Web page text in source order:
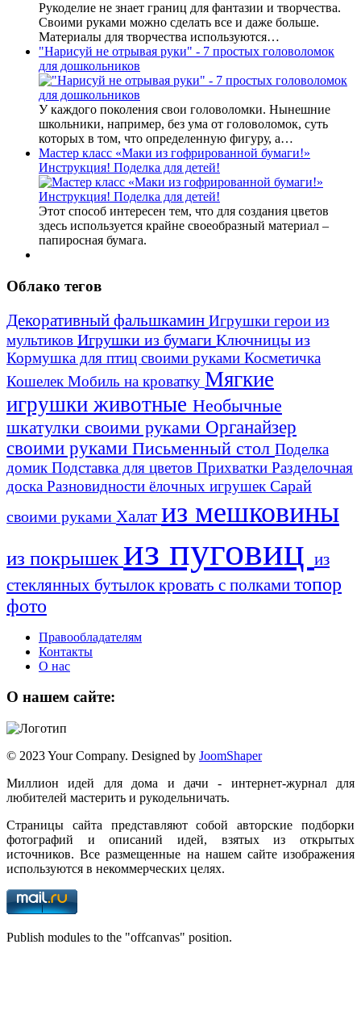
Рукоделие не знает границ для фантазии и творчества.
Своими руками можно сделать все и даже больше.
Материалы для творчества используются…
"Нарисуй не отрывая руки" - 7 простых головоломок
для дошкольников
У каждого поколения свои головоломки. Нынешние
школьники, например, без ума от головоломок, суть
которых в том, что определенную фигуру, а…
Мастер класс «Маки из гофрированной бумаги!»
Инструкция! Поделка для детей!
Этот способ интересен тем, что для создания цветов
здесь используется крайне своеобразный материал –
папиросная бумага.
Облако тегов
Декоративный фальшкамин Игрушки герои из
мультиков Игрушки из бумаги Ключницы из
Кормушка для птиц своими руками Косметичка
Кошелек Мобиль на кроватку Мягкие
игрушки животные Необычные
шкатулки своими руками Органайзер
своими руками Письменный стол Поделка
домик Подставка для цветов Прихватки Разделочная
доска Разновидности ёлочных игрушек Сарай
своими руками Халат из мешковины
из покрышек из пуговиц из
стеклянных бутылок кровать с полками топор
фото
Правообладателям
Контакты
О нас
О нашем сайте:
© 2023 Your Company. Designed by JoomShaper
Миллион идей для дома и дачи - интернет-журнал для
любителей мастерить и рукодельничать.
Страницы сайта представляют собой авторские подборки
фотографий и описаний идей, взятых из открытых
источников. Все размещенные на нашем сайте изображения
используются в некоммерческих целях.
Publish modules to the "offcanvas" position.